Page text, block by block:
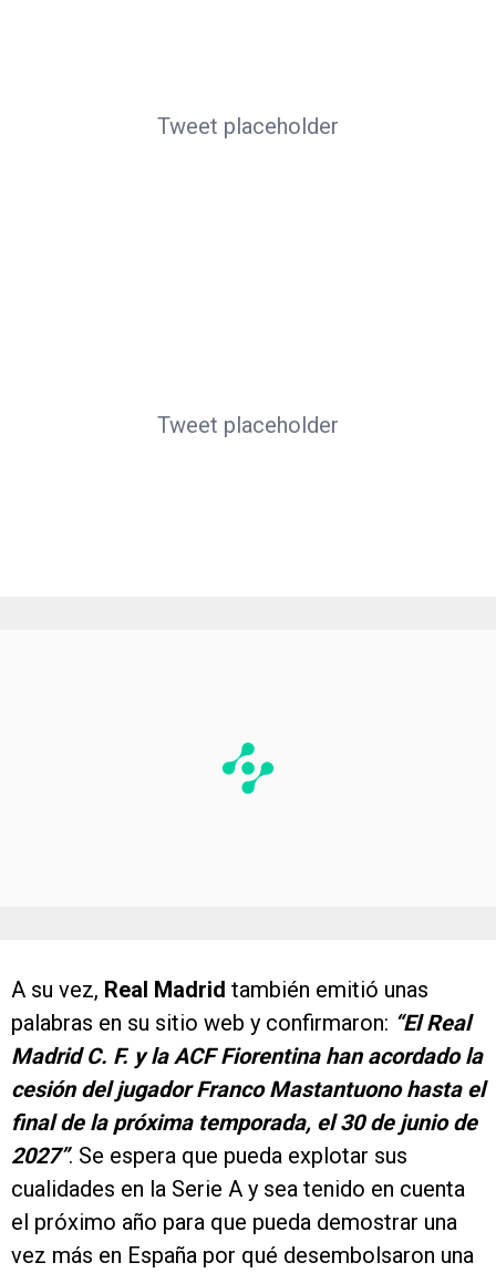
Tweet placeholder
Tweet placeholder
A su vez, Real Madrid también emitió unas
palabras en su sitio web y confirmaron: “El Real
Madrid C. F. y la ACF Fiorentina han acordado la
cesión del jugador Franco Mastantuono hasta el
final de la próxima temporada, el 30 de junio de
2027”. Se espera que pueda explotar sus
cualidades en la Serie A y sea tenido en cuenta
el próximo año para que pueda demostrar una
vez más en España por qué desembolsaron una